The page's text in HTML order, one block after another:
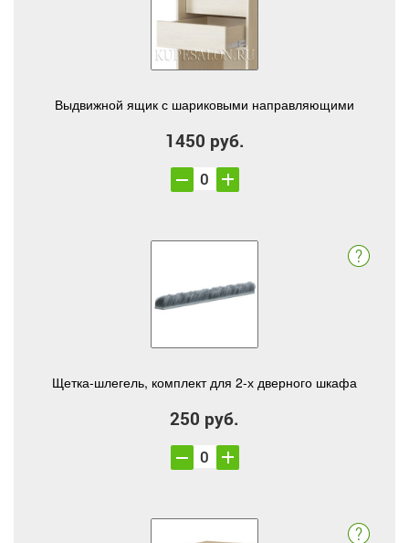
Выдвижной ящик с шариковыми направляющими
1450 руб.
Щетка-шлегель, комплект для 2-х дверного шкафа
250 руб.